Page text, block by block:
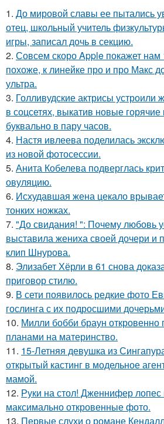
1. До мировой славы ее пытались
отец, школьный учитель
игры, записал дочь в секцию.
2. Совсем скоро Apple покажет
похоже, к линейке про и про Макс
ультра.
3. Голливудские актрисы устроили
в соцсетях, выкатив новые
буквально в пару часов.
4. Настя ивлеева поделилась
из новой фотосессии.
5. Анита Кобелева подверглась
овуляцию.
6. Исхудавшая жена цекало
тонких ножках.
7. "До свидания! ": Почему любовь
выставила жениха своей дочери и
клип Шнурова.
8. Элизабет Хёрли в 61 снова
приговор стилю.
9. В сети появилось редкие фото
гослинга с их подросшими
10. Милли бобби браун откровенно
планами на материнство.
11. 15-Летняя девушка из
открытый кастинг в модельное
мамой.
12. Руки на стол! Дженнифер
максимально откровенные фото.
13. Первые слухи о романе